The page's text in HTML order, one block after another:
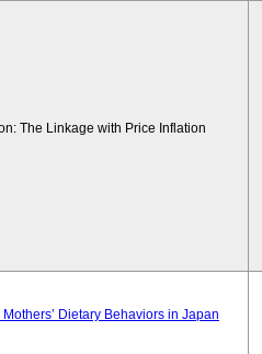
The Linkage with Price Inflation
Dietary Behaviors in Japan